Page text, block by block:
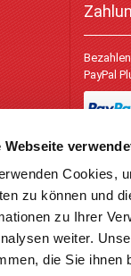
Webseite
Cookies,
zu können und
zu Ihrer
weiter.
die Sie ihnen
PayPal